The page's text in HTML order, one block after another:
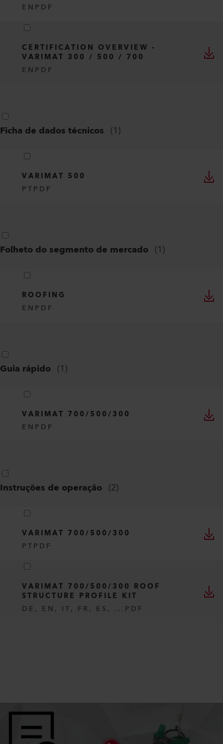
EN PDF
CERTIFICATION OVERVIEW -
VARIMAT 300 / 500 / 700
EN PDF
Ficha de dados técnicos (1)
VARIMAT 500
PTPDF
Folheto do segmento de mercado (1)
ROOFING
EN PDF
Guia rápido (1)
VARIMAT 700/500/300
EN PDF
Instruções de operação (2)
VARIMAT 700/500/300
PTPDF
VARIMAT 700/500/300 ROOF
STRUCTURE PROFILE KIT
DE, EN, IT, FR, ES, ... PDF